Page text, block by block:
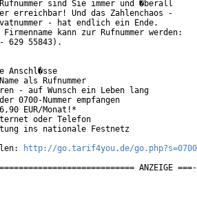
sind Sie immer und �berall
erreichbar! Und das Zahlenchaos -
- hat endlich ein Ende.
kann zur Rufnummer werden:
629 55843).
Anschl�sse
als Rufnummer
- auf Wunsch ein Leben lang
0700-Nummer empfangen
EUR/Monat!*
oder Telefon
ins nationale Festnetz
http://go.tarif4you.de/go.php?s=0700
ANZEIGE